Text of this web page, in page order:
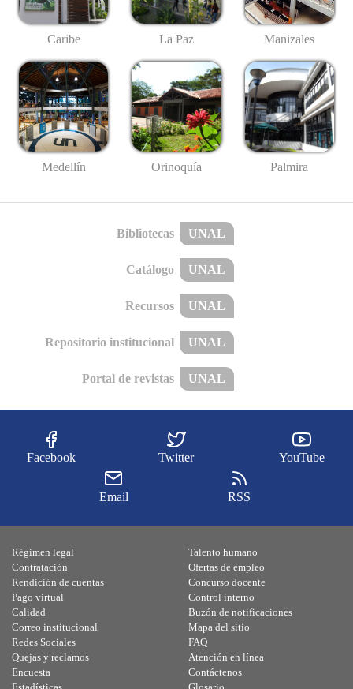
Caribe La Paz Manizales
Medellín Orinoquía Palmira
Bibliotecas UNAL
Catálogo UNAL
Recursos UNAL
Repositorio institucional UNAL
Portal de revistas UNAL
Facebook Twitter YouTube
Email RSS
Régimen legal
Contratación
Rendición de cuentas
Pago virtual
Calidad
Talento humano
Ofertas de empleo
Concurso docente
Control interno
Buzón de notificaciones
Correo institucional
Redes Sociales
Quejas y reclamos
Encuesta
Mapa del sitio
FAQ
Atención en línea
Contáctenos